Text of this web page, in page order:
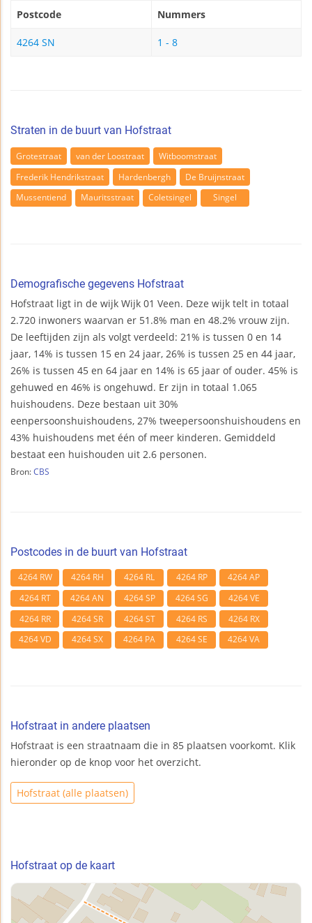
Postcode Nummers
4264 SN 1 - 8
Straten in de buurt van Hofstraat
Grotestraat van der Loostraat
Witboomstraat
Frederik Hendrikstraat
Hardenbergh
De Bruijnstraat
Mussentiend
Mauritsstraat Coletsingel Singel
Demografische gegevens Hofstraat
Hofstraat ligt in de wijk Wijk 01 Veen. Deze wijk telt in totaal
2.720 inwoners waarvan er 51.8% man en 48.2% vrouw zijn.
De leeftijden zijn als volgt verdeeld: 21% is tussen 0 en 14
jaar, 14% is tussen 15 en 24 jaar, 26% is tussen 25 en 44 jaar,
26% is tussen 45 en 64 jaar en 14% is 65 jaar of ouder. 45% is
gehuwed en 46% is ongehuwd. Er zijn in totaal 1.065
huishoudens. Deze bestaan uit 30%
eenpersoonshuishoudens, 27% tweepersoonshuishoudens en
43% huishoudens met één of meer kinderen. Gemiddeld
bestaat een huishouden uit 2.6 personen.
Bron: CBS
Postcodes in de buurt van Hofstraat
4264 RW 4264 RH 4264 RL 4264 RP
4264 AP
4264 RT
4264 AN 4264 SP 4264 SG
4264 VE
4264 RR
4264 SR 4264 ST 4264 RS
4264 RX
4264 VD
4264 SX 4264 PA 4264 SE 4264 VA
Hofstraat in andere plaatsen
Hofstraat is een straatnaam die in 85 plaatsen voorkomt. Klik
hieronder op de knop voor het overzicht.
Hofstraat (alle plaatsen)
Hofstraat op de kaart